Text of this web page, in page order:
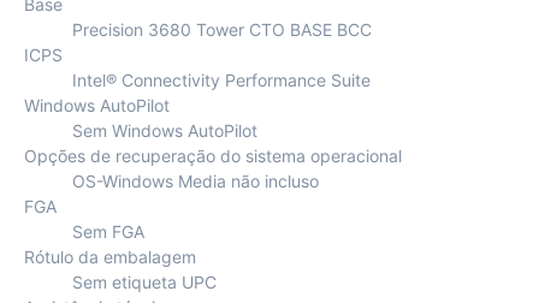
Precision 3680 Tower CTO BASE BCC
ICPS
Intel® Connectivity Performance Suite
Windows AutoPilot
Sem Windows AutoPilot
Opções de recuperação do sistema operacional
OS-Windows Media não incluso
FGA
Sem FGA
Rótulo da embalagem
Sem etiqueta UPC